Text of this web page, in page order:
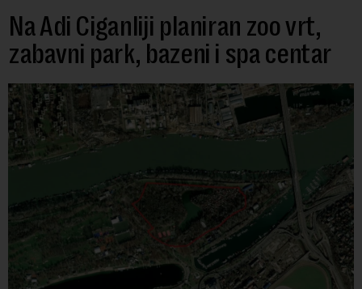
Na Adi Ciganliji planiran zoo vrt,
zabavni park, bazeni i spa centar